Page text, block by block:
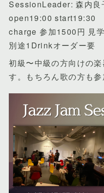
SessionLeader: 森内良
open19:00 start19:30
charge 参加1500円 見
別途1Drinkオーダー要
初級〜中級の方向けの
す。もちろん歌の方も参